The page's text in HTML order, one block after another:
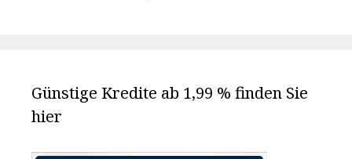
Günstige Kredite ab 1,99 % finden Sie
hier